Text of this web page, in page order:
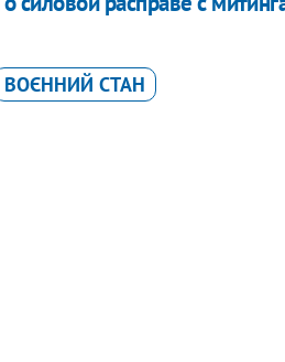
ВОЄННИЙ СТАН